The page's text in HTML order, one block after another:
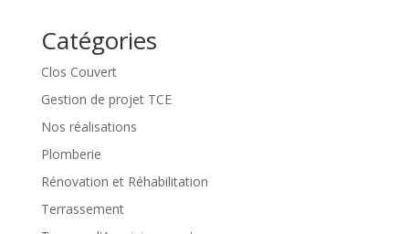
Catégories
Clos Couvert
Gestion de projet TCE
Nos réalisations
Plomberie
Rénovation et Réhabilitation
Terrassement